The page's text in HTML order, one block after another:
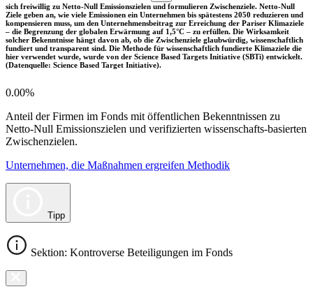
sich freiwillig zu Netto-Null Emissionszielen und formulieren Zwischenziele. Netto-Null
Ziele geben an, wie viele Emissionen ein Unternehmen bis spätestens 2050 reduzieren und
kompensieren muss, um den Unternehmensbeitrag zur Erreichung der Pariser Klimaziele
– die Begrenzung der globalen Erwärmung auf 1,5°C – zu erfüllen. Die Wirksamkeit
solcher Bekenntnisse hängt davon ab, ob die Zwischenziele glaubwürdig, wissenschaftlich
fundiert und transparent sind. Die Methode für wissenschaftlich fundierte Klimaziele die
hier verwendet wurde, wurde von der Science Based Targets Initiative (SBTi) entwickelt.
(Datenquelle: Science Based Target Initiative).
0.00%
Anteil der Firmen im Fonds mit öffentlichen Bekenntnissen zu
Netto-Null Emissionszielen und verifizierten wissenschafts-basierten
Zwischenzielen.
Unternehmen, die Maßnahmen ergreifen Methodik
Tipp
Sektion: Kontroverse Beteiligungen im Fonds